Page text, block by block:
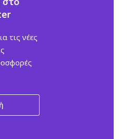
τις νέες